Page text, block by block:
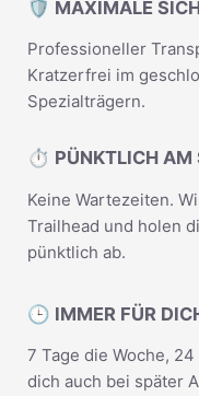
🛡️ MAXIMALE
Professioneller
Kratzerfrei im
Spezialträgern.
⏱️ PÜNKTLICH AM
Keine Wartezeiten.
Trailhead und holen
pünktlich ab.
🕒 IMMER FÜR
7 Tage die Woche,
dich auch bei später